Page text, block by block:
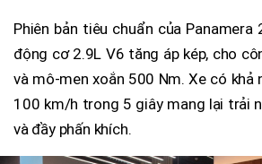
Phiên bản tiêu chuẩn của
động cơ 2.9L V6 tăng áp kép, cho
và mô-men xoắn 500 Nm. Xe có
100 km/h trong 5 giây mang lại trải
và đầy phấn khích.